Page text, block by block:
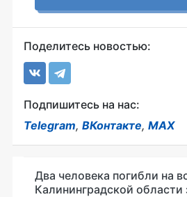
Поделитесь новостью:
Подпишитесь на нас:
Telegram, ВКонтакте, MAX
Два человека погибли на
Калининградской области